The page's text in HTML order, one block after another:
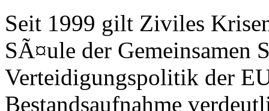
Seit 1999 gilt Ziviles
SÃ¤ule der Gemeinsamen
Verteidigungspolitik der
Bestandsaufnahme